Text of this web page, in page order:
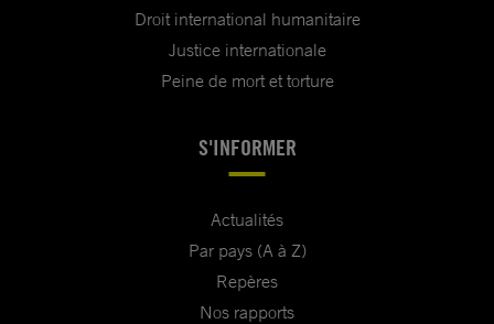
Droit international humanitaire
Justice internationale
Peine de mort et torture
S'INFORMER
Actualités
Par pays (A à Z)
Repères
Nos rapports